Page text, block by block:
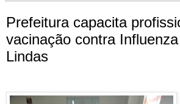
Prefeitura capacita
vacinação contra
Lindas